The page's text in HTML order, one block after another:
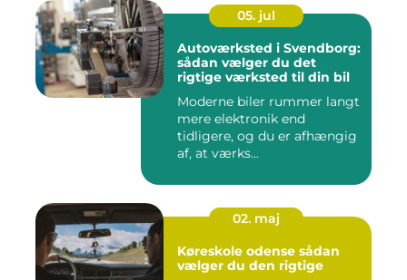
05. jul
Autoværksted i Svendborg:
sådan vælger du det
rigtige værksted til din bil
Moderne biler rummer langt
mere elektronik end
tidligere, og du er afhængig
af, at værks...
02. maj
Køreskole odense sådan
vælger du den rigtige